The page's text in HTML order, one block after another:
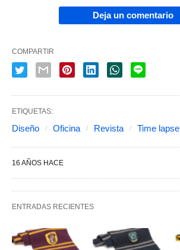
Deja un comentario
COMPARTIR
ETIQUETAS:
Diseño Oficina Revista Time lapse
16 AÑOS HACE
ENTRADAS RECIENTES